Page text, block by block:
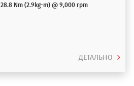
28.8 Nm (2.9kg-m) @ 9,000 rpm
ДЕТАЛЬНО